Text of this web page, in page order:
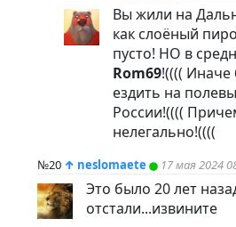
Вы жили на
как слоёный
пусто! НО в
Rom69!((((
ездить на
России!((((
нелегально!((((
№20 ↑ neslomaete 17 мая 2024
Это было 20 лет
отстали...извините